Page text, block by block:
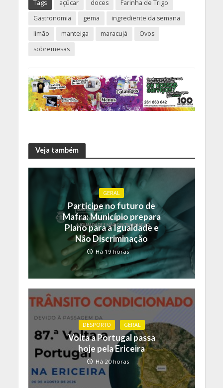
Tags açúcar doces
Farinha de Trigo
Gastronomia
gema
ingrediente da semana
limão
manteiga maracujá
Ovos
sobremesas
Veja também
GERAL
Participe no futuro de
Mafra: Município prepara
Plano para a Igualdade e
Não Discriminação
Há 19 horas
DESPORTO GERAL
Volta a Portugal passa
hoje pela Ericeira
Há 20 horas